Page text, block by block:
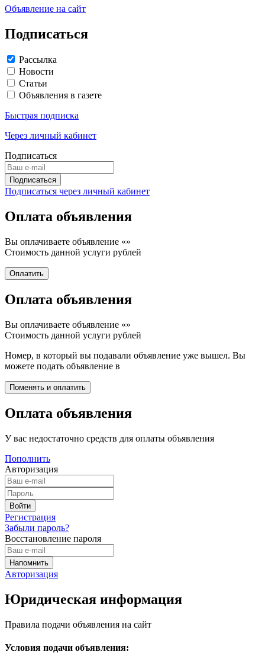
Объявление на сайт
Подписаться
Рассылка
Новости
Статьи
Объявления в газете
Быстрая подписка
Через личный кабинет
Подписаться
Подписаться через личный кабинет
Оплата объявления
Вы оплачиваете объявление «»
Стоимость данной услуги рублей
Оплата объявления
Вы оплачиваете объявление «»
Стоимость данной услуги рублей
Номер, в который вы подавали объявление уже вышел. Вы
можете подать объявление в
Оплата объявления
У вас недостаточно средств для оплаты объявления
Пополнить
Авторизация
Регистрация
Забыли пароль?
Восстановление пароля
Авторизация
Юридическая информация
Правила подачи объявления на сайт
Условия подачи объявления: